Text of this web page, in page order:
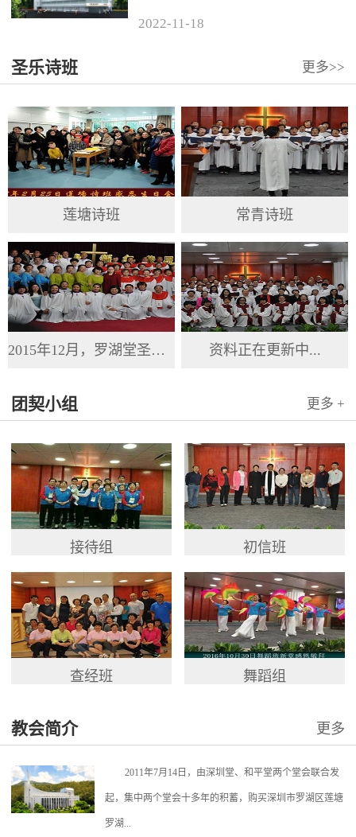
2022-11-18
圣乐诗班 更多>>
莲塘诗班 常青诗班
2015年12月，罗湖堂圣诞节 资料正在更新中...
团契小组 更多 +
接待组 初信班
查经班 舞蹈组
教会简介 更多
2011年7月14日，由深圳堂、和平堂两个堂会联合发
起，集中两个堂会十多年的积蓄，购买深圳市罗湖区莲塘
罗湖...